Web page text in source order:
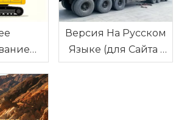
как не
в жару
Версия На Русском
Языке (для Сайта /
Блога)